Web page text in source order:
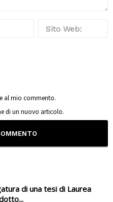
al mio commento.
di un nuovo articolo.
di una tesi di Laurea